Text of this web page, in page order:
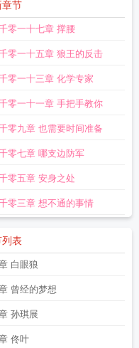
兄弟王赢几个老婆
有
狼与兄弟王赢父母的真实身
弟王赢手下排名狼与兄弟大嘴的
李沙漠死了在哪一章狼与兄弟作
弟宁孩是什么身份狼与兄弟中
弟盛会老大是谁狼与兄弟百度百
狼与兄弟结局狼与兄弟王赢得父
么内容狼与兄弟哥博结局
名字?狼与兄弟有狼与兄弟全部
与兄弟女主是谁
出场了吗狼与兄弟人物结局分
篇哥几个走着 纯银耳坠
狼与兄弟女主有几个
兄弟好看吗
章节
零一十七章 撑腰
零一十五章 狼王的反击
零一十三章 化学专家
零一十一章 手把手教你
零九章 也需要时间准备
零七章 哪支边防军
零五章 安身之处
零三章 想不通的事情
表
白眼狼
曾经的梦想
孙琪展
佟叶